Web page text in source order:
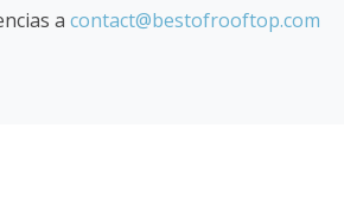
a contact@bestofrooftop.com